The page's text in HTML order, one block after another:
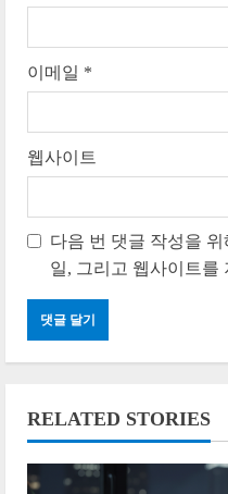
g
이메일 *
웹사이트
다음 번 댓글 작성을
일, 그리고 웹사이트를
RELATED STORIES